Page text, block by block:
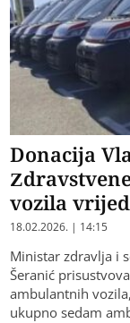
Donacija
vozila
18.02.2026. | 14:15
Ministar zdravlja i
Šeranić
ambulantnih
ukupno sedam